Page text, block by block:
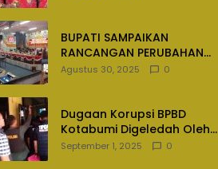
BUPATI SAMPAIKAN
RANCANGAN PERUBAHAN
APBD TAHUN ANGGARAN
Agustus 30, 2025 0
Dugaan Korupsi BPBD
Kotabumi Digeledah Oleh
Tim Penyidik Polres
September 1, 2025 0